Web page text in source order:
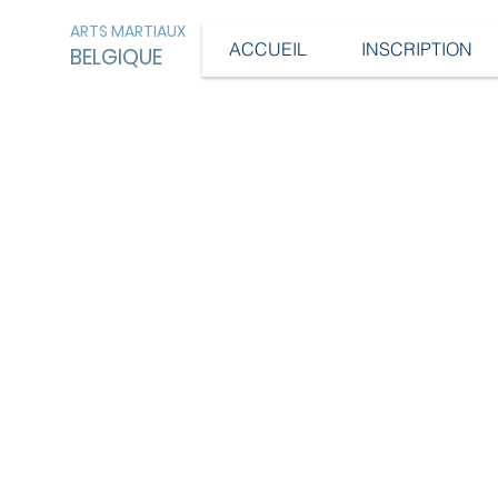
ARTS MARTIAUX
BELGIQUE ACCUEIL INSCRIPTION